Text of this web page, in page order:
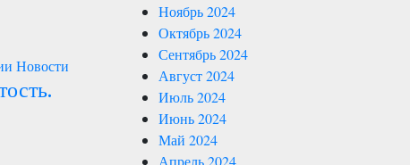
Новости
Ноябрь 2024
Октябрь 2024
Сентябрь 2024
Август 2024
Июль 2024
Июнь 2024
Май 2024
Апрель 2024